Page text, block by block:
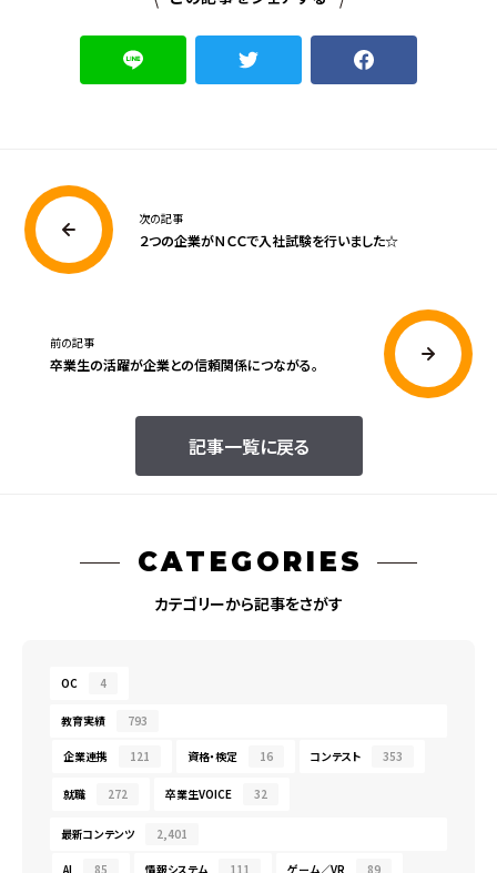
次の記事
２つの企業がＮＣＣで入社試験を行いました☆
記事一覧に戻る
前の記事
卒業生の活躍が企業との信頼関係につながる。
CATEGORIES
カテゴリーから記事をさがす
OC 4
教育実績 793
企業連携 121 資格・検定 16 コンテスト 353
就職 272 卒業生VOICE 32
最新コンテンツ 2,401
AI 85 情報システム 111 ゲーム／VR 89